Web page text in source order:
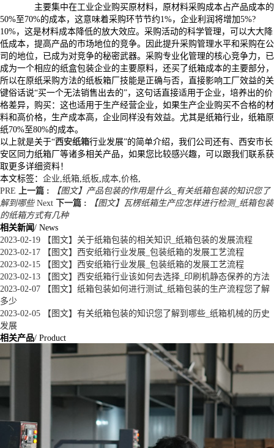
主要集中在工业企业购买原材料，原材料采购成本占产品成本的
50%至70%的成本，这意味着采购环节节约1%，企业利润将增加5%?
10%，这是材料成本降低的放大效应。采购活动的科学管理，可以大大降
低成本，提高产品的市场地位的竞争。因此提升采购管理水平和采购在公
司的地位，已成为对竞争的秘密武器。采购专业化管理的核心竞争力，已
成为一个相应的纸盒包装企业的主要原料，还买了纸箱成本的主要部分，
所以在原纸采购方法的纸板箱厂技能是正确与否，直接影响工厂效益的关
键俗话说“买一个无法销售出去的”，这句话直接适用于企业，培养出的价
格差异，购买：这也适用于生产经营企业，如果生产企业购买不合格的材
料和高价格，生产成本高，企业同样没有效益。尤其是纸箱行业，纸箱原
纸70%至80%的成本。
以上就是关于“西安纸箱行业发展”的简单介绍，我们公司还有、西安市长
安区同力纸箱厂等诸多相关产品，如果您比较感兴趣，可以跟我们联系获
取更多详细资料！
本文标签： 企业 纸箱 纸板 成本 价格
PRE
上一篇 :
【图文】产品包装的作用是什么_有关纸箱包装的知识您了
解到哪些 Next 下一篇 :
【图文】瓦楞纸箱生产应怎样进行检测_纸箱包装
的纸箱方式有几种
相关新闻/ News
2023-02-19 【图文】关于纸箱包装的相关知识_纸箱包装的发展流程
2023-02-17 【图文】西安纸箱行业发展_包装纸箱的发展工艺流程
2023-02-15 【图文】西安纸箱行业发展_包装纸箱的发展工艺流程
2023-02-13 【图文】西安纸箱行业该如何去选择_印刷机静态保养的方法
2023-02-07 【图文】纸箱包装如何进行测试_纸箱包装的生产流程您了解
多少
2023-02-05 【图文】有关纸箱包装的知识您了解到哪些_纸箱机械的历史
发展
相关产品/ Product